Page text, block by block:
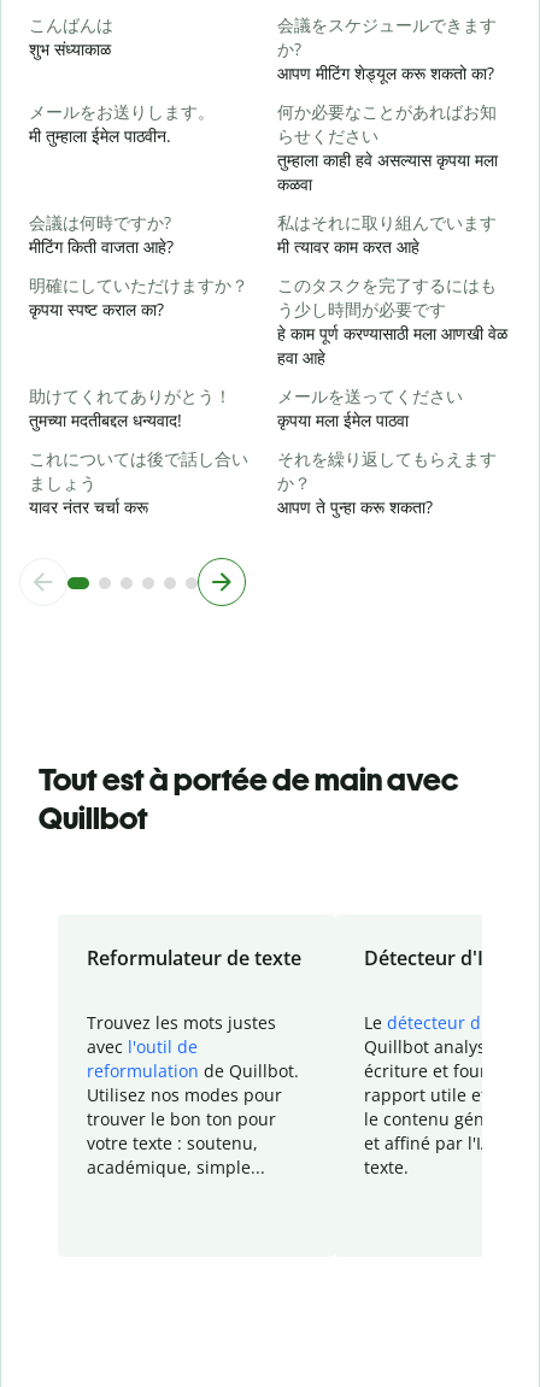
こんばんは
शुभ संध्याकाळ
会議をスケジュールできます
か?
आपण मीटिंग शेड्यूल करू शकतो का?
メールをお送りします。
मी तुम्हाला ईमेल पाठवीन.
何か必要なことがあればお知
らせください
तुम्हाला काही हवे असल्यास कृपया मला
कळवा
会議は何時ですか?
मीटिंग किती वाजता आहे?
私はそれに取り組んでいます
मी त्यावर काम करत आहे
明確にしていただけますか？
कृपया स्पष्ट कराल का?
このタスクを完了するにはも
う少し時間が必要です
हे काम पूर्ण करण्यासाठी मला आणखी वेळ
हवा आहे
助けてくれてありがとう！
तुमच्या मदतीबद्दल धन्यवाद!
メールを送ってください
कृपया मला ईमेल पाठवा
これについては後で話し合い
ましょう
यावर नंतर चर्चा करू
それを繰り返してもらえます
か？
आपण ते पुन्हा करू शकता?
Tout est à portée de main avec
Quillbot
Reformulateur de texte
Trouvez les mots justes
avec l'outil de
reformulation de Quillbot.
Utilisez nos modes pour
trouver le bon ton pour
votre texte : soutenu,
académique, simple...
Détecteur d'IA
Le détecteur d'IA
Quillbot analyse votre
écriture et fournit un
rapport utile et
le contenu généré
et affiné par l'IA
texte.